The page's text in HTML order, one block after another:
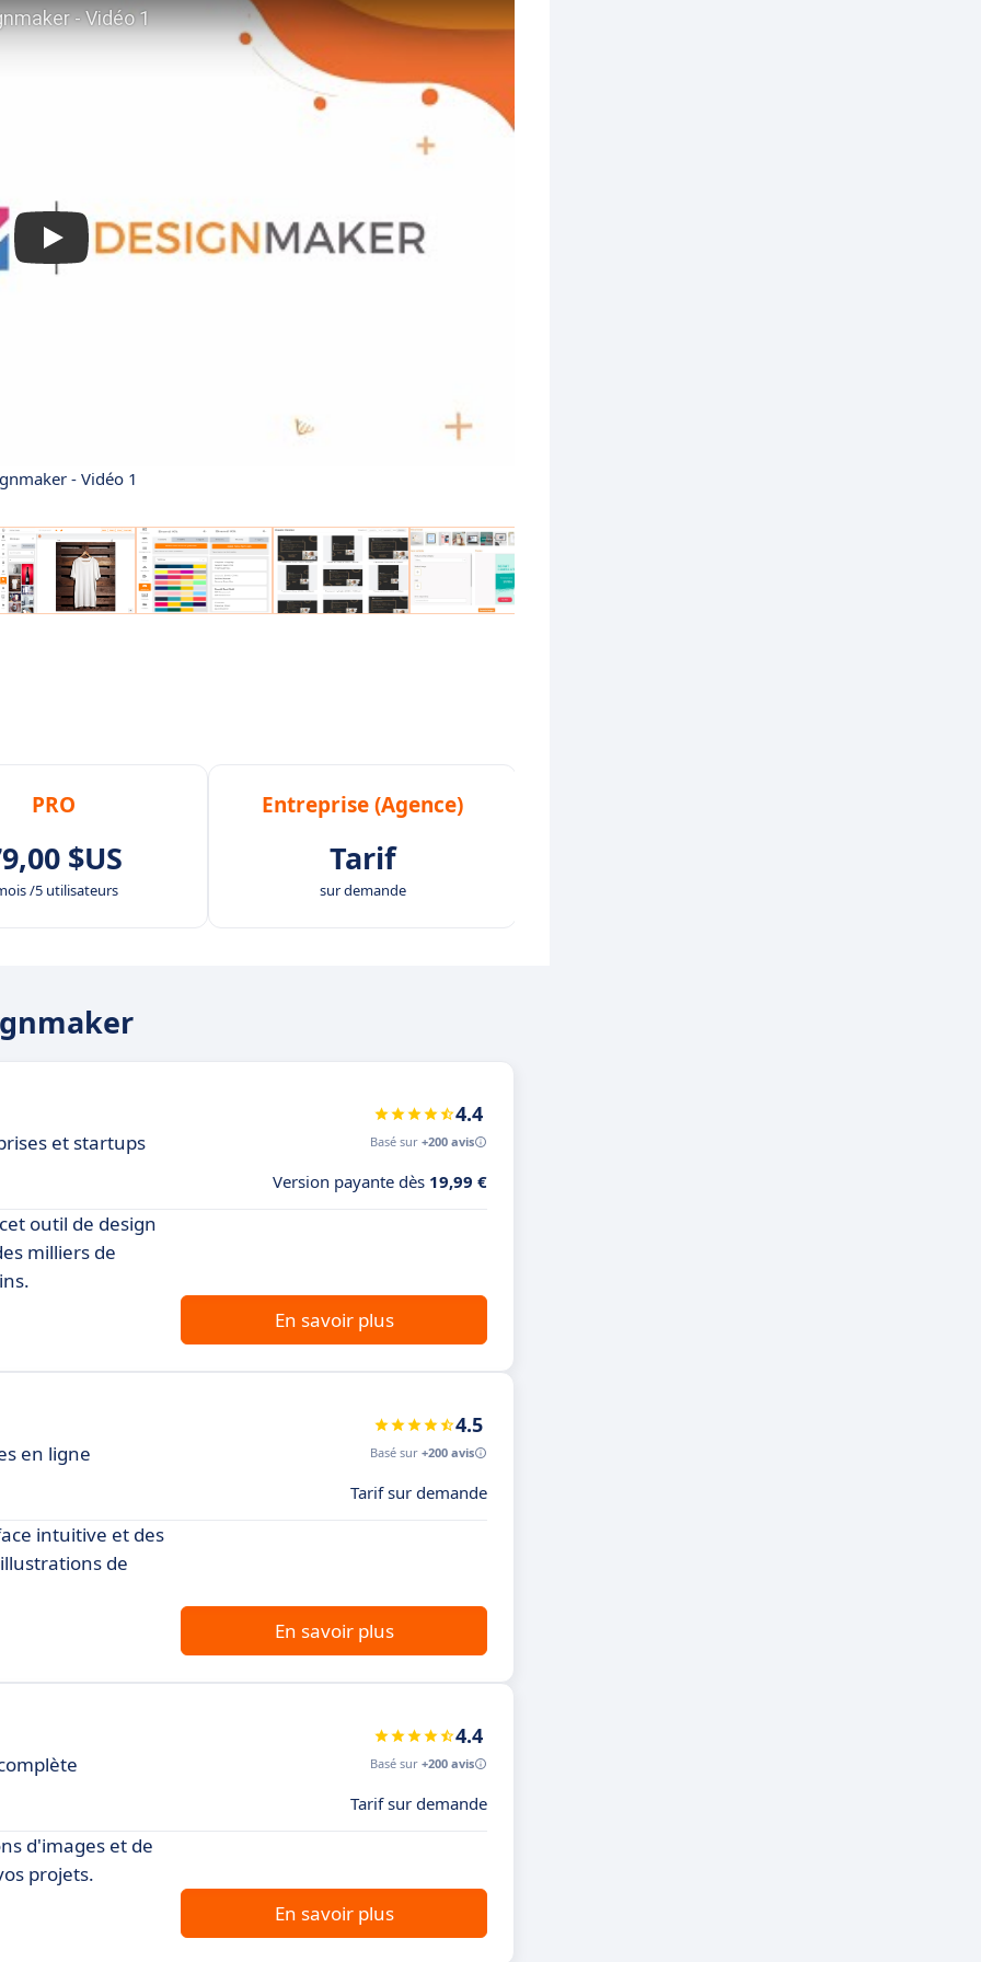
- Vidéo 1
PRO
$US
/5 utilisateurs
Entreprise (Agence)
Tarif
sur demande
et startups
4.4
Basé sur +200 avis
Version payante dès 19,99 €
outil de design
milliers de
En savoir plus
en ligne
4.5
Basé sur +200 avis
Tarif sur demande
intuitive et des
de
En savoir plus
4.4
Basé sur +200 avis
Tarif sur demande
d'images et de
projets.
En savoir plus